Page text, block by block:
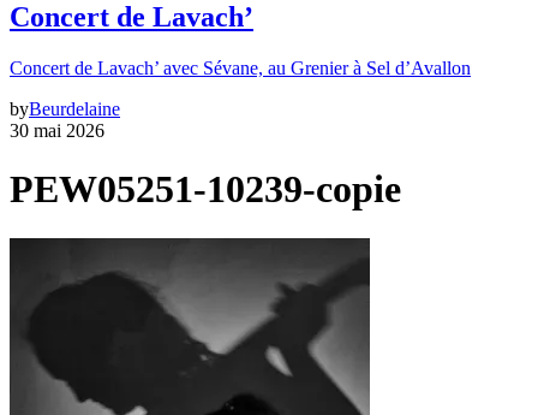
Concert de Lavach’
Concert de Lavach’ avec Sévane, au Grenier à Sel d’Avallon
byBeurdelaine
30 mai 2026
PEW05251-10239-copie